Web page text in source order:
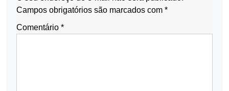
Campos obrigatórios são marcados com *
Comentário *